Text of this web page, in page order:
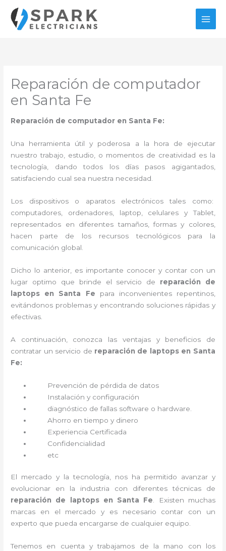
contenido
Reparación de computador
en Santa Fe
Reparación de computador en Santa Fe:
Una herramienta útil y poderosa a la hora de ejecutar
nuestro trabajo, estudio, o momentos de creatividad es la
tecnología, dando todos los días pasos agigantados,
satisfaciendo cual sea nuestra necesidad.
Los dispositivos o aparatos electrónicos tales como:
computadores, ordenadores, laptop, celulares y Tablet,
representados en diferentes tamaños, formas y colores,
hacen parte de los recursos tecnológicos para la
comunicación global.
Dicho lo anterior, es importante conocer y contar con un
lugar optimo que brinde el servicio de reparación de
laptops en Santa Fe para inconvenientes repentinos,
evitándonos problemas y encontrando soluciones rápidas y
efectivas.
A continuación, conozca las ventajas y beneficios de
contratar un servicio de reparación de laptops en Santa
Fe:
Prevención de pérdida de datos
Instalación y configuración
diagnóstico de fallas software o hardware
Ahorro en tiempo y dinero
Experiencia Certificada
Confidencialidad
etc
El mercado y la tecnología, nos ha permitido avanzar y
evolucionar en la industria con diferentes técnicas de
reparación de laptops en Santa Fe . Existen muchas
marcas en el mercado y es necesario contar con un
experto que pueda encargarse de cualquier equipo.
Tenemos en cuenta y trabajamos de la mano con los